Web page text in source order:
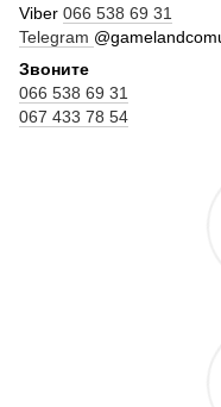
Viber 066 538 69 31
Telegram
Звоните
066 538 69 31
067 433 78 54